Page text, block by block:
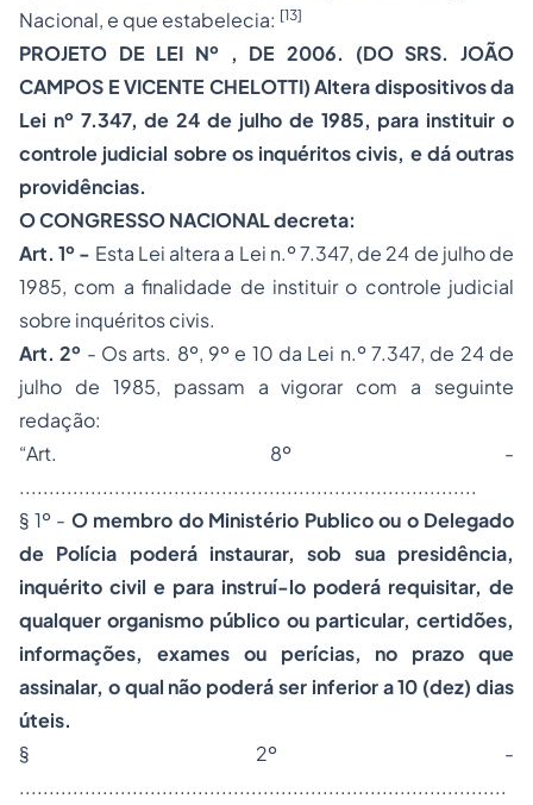
Nacional, e que estabelecia: [13]
PROJETO DE LEI Nº , DE 2006. (DO SRS. JOÃO
CAMPOS E VICENTE CHELOTTI) Altera dispositivos da
Lei nº 7.347, de 24 de julho de 1985, para instituir o
controle judicial sobre os inquéritos civis, e dá outras
providências.
O CONGRESSO NACIONAL decreta:
Art. 1º - Esta Lei altera a Lei n.º 7.347, de 24 de julho de
1985, com a finalidade de instituir o controle judicial
sobre inquéritos civis.
Art. 2º - Os arts. 8º, 9º e 10 da Lei n.º 7.347, de 24 de
julho de 1985, passam a vigorar com a seguinte
redação:
“Art. 8º -
.............................................................................
§ 1º - O membro do Ministério Publico ou o Delegado
de Polícia poderá instaurar, sob sua presidência,
inquérito civil e para instruí-lo poderá requisitar, de
qualquer organismo público ou particular, certidões,
informações, exames ou perícias, no prazo que
assinalar, o qual não poderá ser inferior a 10 (dez) dias
úteis.
§ 2º -
..................................................................................